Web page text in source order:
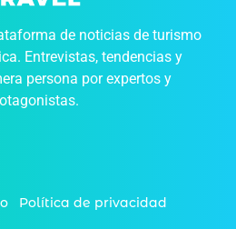
de noticias de turismo
Entrevistas, tendencias y
persona por expertos y
Política de privacidad